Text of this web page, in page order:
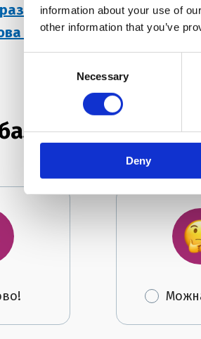
information about your use of
other information that you’ve
Necessary
Deny
для вільного
з LOOK в англійській мові
тобі